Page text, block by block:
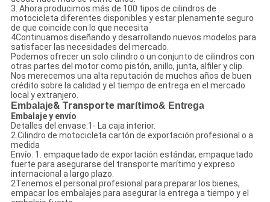
3. Ahora producimos más de 100 tipos de cilindros de
motocicleta diferentes disponibles y estar plenamente seguro
de que coincide con lo que necesita
4Continuamos diseñando y desarrollando nuevos modelos para
satisfacer las necesidades del mercado.
Podemos ofrecer un solo cilindro o un conjunto de cilindros con
otras partes del motor como pistón, anillo, junta, alfiler y clip.
Nos merecemos una alta reputación de muchos años de buen
crédito sobre la calidad y el tiempo de entrega en el mercado
local y extranjero.
Embalaje& Transporte marítimo& Entrega
Embalaje y envío
Detalles del envase:1- La caja interior.
2.Cilindro de motocicleta cartón de exportación profesional o a
medida
Envío: 1. empaquetado de exportación estándar, empaquetado
fuerte para asegurarse del transporte marítimo y expreso
internacional a largo plazo.
2Tenemos el personal profesional para preparar los bienes,
empacar los embalajes para asegurar la entrega a tiempo y el